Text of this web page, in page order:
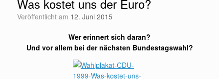
Was kostet uns der Euro?
Veröffentlicht am 12. Juni 2015
Wer erinnert sich daran?
Und vor allem bei der nächsten Bundestagswahl?